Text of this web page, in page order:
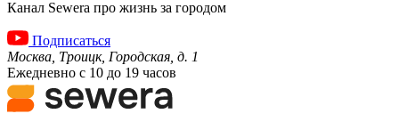
Канал Sewera про жизнь за городом
Подписаться
Москва, Троицк, Городская, д. 1
Ежедневно с 10 до 19 часов